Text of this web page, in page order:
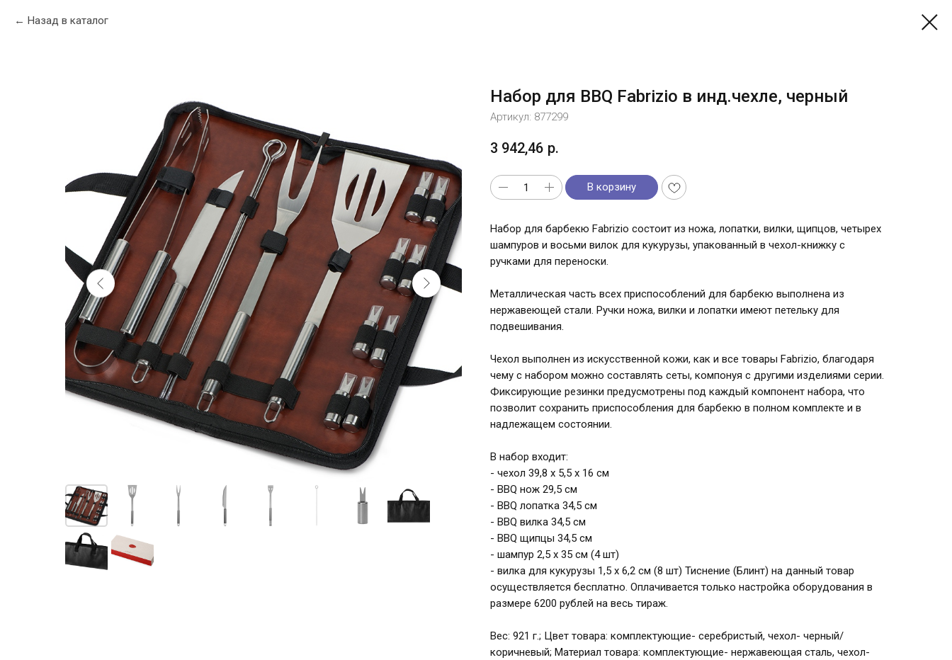
Назад в каталог
Набор для BBQ Fabrizio в инд.чехле, черный
Артикул: 877299
3 942,46 р.
В корзину
Набор для барбекю Fabrizio состоит из ножа, лопатки, вилки, щипцов, четырех
шампуров и восьми вилок для кукурузы, упакованный в чехол-книжку с
ручками для переноски.
Металлическая часть всех приспособлений для барбекю выполнена из
нержавеющей стали. Ручки ножа, вилки и лопатки имеют петельку для
подвешивания.
Чехол выполнен из искусственной кожи, как и все товары Fabrizio, благодаря
чему с набором можно составлять сеты, компонуя с другими изделиями серии.
Фиксирующие резинки предусмотрены под каждый компонент набора, что
позволит сохранить приспособления для барбекю в полном комплекте и в
надлежащем состоянии.
В набор входит:
- чехол 39,8 х 5,5 х 16 см
- BBQ нож 29,5 см
- BBQ лопатка 34,5 см
- BBQ вилка 34,5 см
- BBQ щипцы 34,5 см
- шампур 2,5 х 35 см (4 шт)
- вилка для кукурузы 1,5 х 6,2 см (8 шт) Тиснение (Блинт) на данный товар
осуществляется бесплатно. Оплачивается только настройка оборудования в
размере 6200 рублей на весь тираж.
Вес: 921 г.; Цвет товара: комплектующие- серебристый, чехол- черный/
коричневый; Материал товара: комплектующие- нержавеющая сталь, чехол-